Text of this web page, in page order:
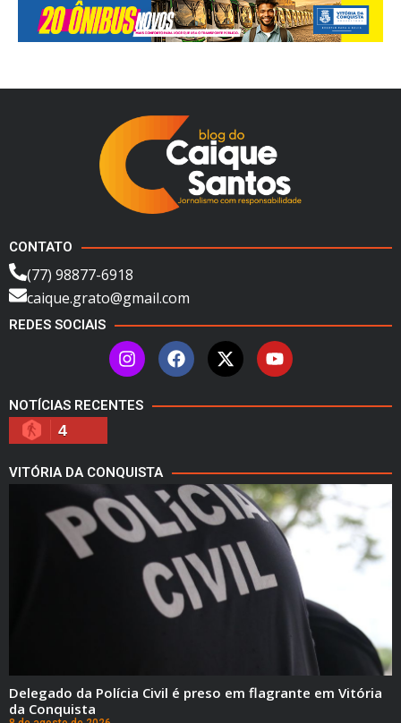
CONTATO
(77) 98877-6918
caique.grato@gmail.com
REDES SOCIAIS
NOTÍCIAS RECENTES
4
VITÓRIA DA CONQUISTA
Delegado da Polícia Civil é preso em flagrante em Vitória
da Conquista